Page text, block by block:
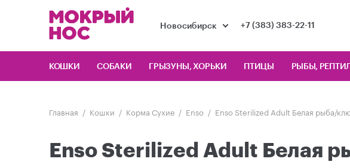
Новосибирск +7 (383) 383-22-11
КОШКИ СОБАКИ ГРЫЗУНЫ, ХОРЬКИ ПТИЦЫ РЫБЫ,
Главная Кошки Корма Сухие Enso Enso Sterilized Adult Белая рыба/
Enso Sterilized Adult Белая